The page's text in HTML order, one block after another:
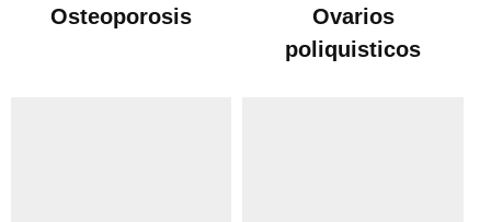
Osteoporosis
Ovarios
poliquisticos